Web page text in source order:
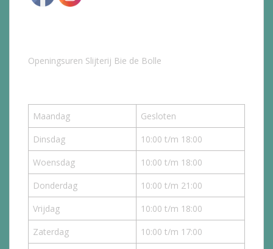
Openingsuren Slijterij Bie de Bolle
Maandag
Gesloten
Dinsdag
10:00 t/m 18:00
Woensdag
10:00 t/m 18:00
Donderdag
10:00 t/m 21:00
Vrijdag
10:00 t/m 18:00
Zaterdag
10:00 t/m 17:00